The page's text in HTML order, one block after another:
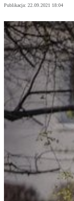
Publikacja: 22.09.2021 18:04